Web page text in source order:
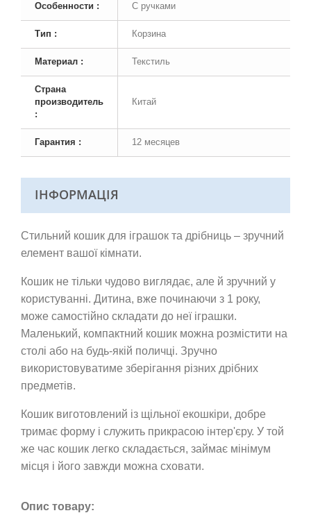
Особенности : С ручками
Тип : Корзина
Материал : Текстиль
Страна
производитель
:
Китай
Гарантия : 12 месяцев
ІНФОРМАЦІЯ
Стильний кошик для іграшок та дрібниць – зручний
елемент вашої кімнати.
Кошик не тільки чудово виглядає, але й зручний у
користуванні. Дитина, вже починаючи з 1 року,
може самостійно складати до неї іграшки.
Маленький, компактний кошик можна розмістити на
столі або на будь-якій поличці. Зручно
використовуватиме зберігання різних дрібних
предметів.
Кошик виготовлений із щільної екошкіри, добре
тримає форму і служить прикрасою інтер'єру. У той
же час кошик легко складається, займає мінімум
місця і його завжди можна сховати.
Опис товару: